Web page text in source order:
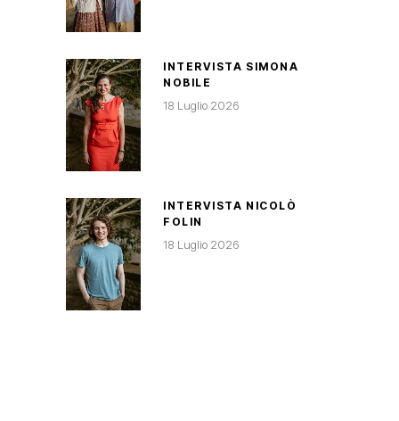
INTERVISTA SIMONA
NOBILE
18 Luglio 2026
INTERVISTA NICOLÒ
FOLIN
18 Luglio 2026